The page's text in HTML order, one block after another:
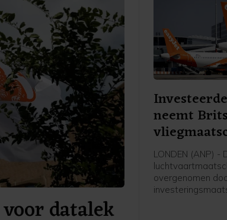
datalek
neemt
easyJet
LONDEN (ANP) -
overgenomen